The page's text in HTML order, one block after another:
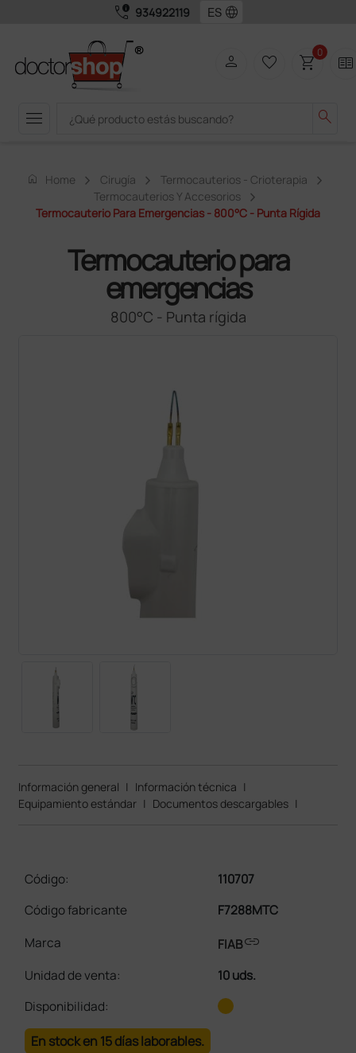
call_quality 934922119 language
menu search
person favorite_border shopping_cart0 two_pager
home Home Cirugía
Termocauterios - Crioterapia
Termocauterios Y Accesorios
Termocauterio Para Emergencias - 800°C - Punta Rígida
Termocauterio para
emergencias
800°C - Punta rígida
Información general | Información técnica |
Equipamiento estándar | Documentos descargables |
Código:
110707
Código fabricante
F7288MTC
Marca
FIABlink
Unidad de venta:
10 uds.
Disponibilidad:
En stock en 15 días laborables.